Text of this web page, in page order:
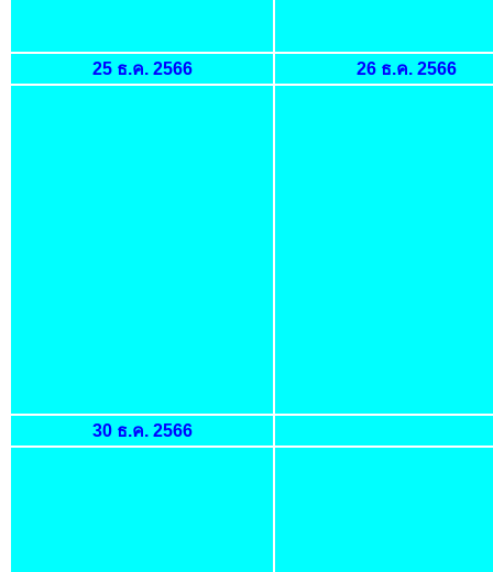
25 ธ.ค. 2566 26 ธ.ค. 2566
30 ธ.ค. 2566